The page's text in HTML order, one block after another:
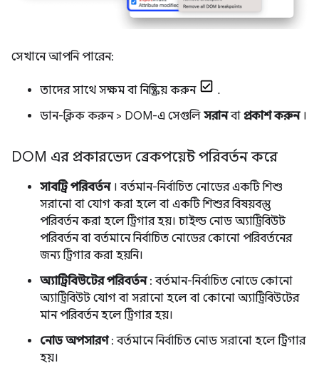
সেখানে আপনি পারেন:
তাদের সাথে সক্ষম বা নিষ্ক্রিয় করুন
.
ডান-ক্লিক করুন > DOM-এ সেগুলি সরানবা প্রকাশ করুন।
DOM এর প্রকারভেদ ব্রেকপয়েন্ট পরিবর্তন করে
সাবট্রি পরিবর্তন। বর্তমান-নির্বাচিত নোডের একটি শিশু
সরানো বা যোগ করা হলে বা একটি শিশুর বিষয়বস্তু
পরিবর্তন করা হলে ট্রিগার হয়। চাইল্ড নোড অ্যাট্রিবিউট
পরিবর্তন বা বর্তমানে নির্বাচিত নোডের কোনো পরিবর্তনের
জন্য ট্রিগার করা হয়নি।
অ্যাট্রিবিউটের পরিবর্তন: বর্তমান-নির্বাচিত নোডে কোনো
অ্যাট্রিবিউট যোগ বা সরানো হলে বা কোনো অ্যাট্রিবিউটের
মান পরিবর্তন হলে ট্রিগার হয়।
নোড অপসারণ: বর্তমানে নির্বাচিত নোড সরানো হলে ট্রিগার
হয়।